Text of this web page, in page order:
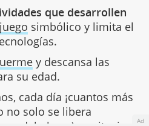
que desarrollen
juego simbólico y limita el
y descansa las
su edad.
cada día ¡cuantos más
no solo se libera
Ad